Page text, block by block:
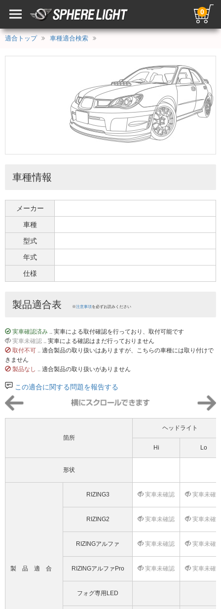
0
適合トップ 車種適合検索
車種情報
メーカー
車種
型式
年式
仕様
製品適合表 ※注意事項を必ずお読みください
実車確認済み .. 実車による取付確認を行っており、取付可能です
実車未確認 .. 実車による確認はまだ行っておりません
取付不可 .. 適合製品の取り扱いはありますが、こちらの車種には取り付けで
きません
製品なし .. 適合製品の取り扱いがありません
この適合に関する問題を報告する
箇所
ヘッドライト
Hi Lo
形状
製品適合
RIZING3 実車未確認 実車未確
RIZING2 実車未確認 実車未確
RIZINGアルファ 実車未確認 実車未確
RIZINGアルファPro 実車未確認 実車未確
フォグ専用LED